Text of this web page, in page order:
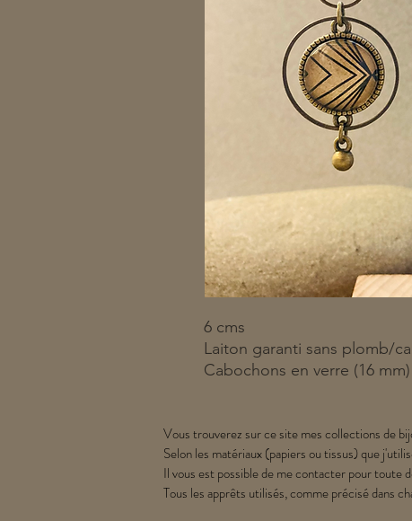
6 cms
Laiton garanti sans plomb/
Cabochons en verre (16 mm)
Vous trouverez sur ce site mes collections de
Selon les matériaux (papiers ou tissus) que
Il vous est possible de me contacter pour toute
Tous les apprêts utilisés, comme précisé dans